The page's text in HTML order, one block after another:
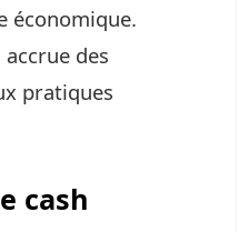
économique.
des
pratiques
cash